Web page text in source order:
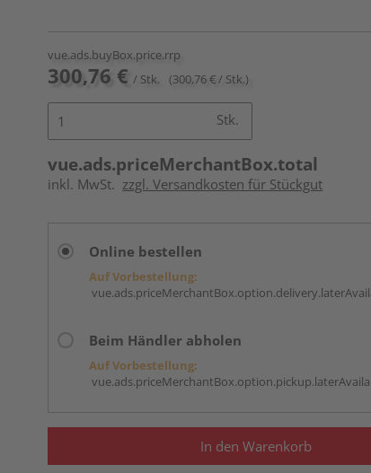
vue.ads.buyBox.price.rrp
300,76 € / Stk. (300,76 € / Stk.)
Stk.
vue.ads.priceMerchantBox.total
inkl. MwSt. zzgl. Versandkosten für Stückgut
Online bestellen
Auf Vorbestellung:
Beim Händler abholen
Auf Vorbestellung:
In den Warenkorb